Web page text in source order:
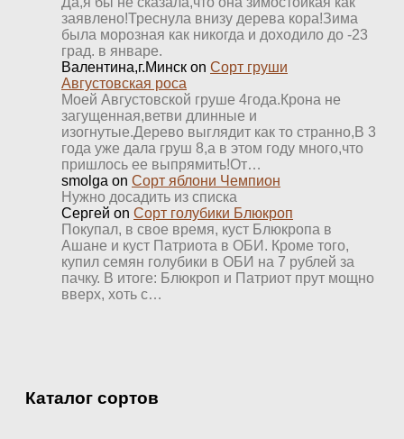
заявлено!Треснула внизу дерева кора!Зима
была морозная как никогда и доходило до -23
град. в январе.
Валентина,г.Минск on Сорт груши
Августовская роса
Моей Августовской груше 4года.Крона не
загущенная,ветви длинные и
изогнутые.Дерево выглядит как то странно,В 3
года уже дала груш 8,а в этом году много,что
пришлось ее выпрямить!От…
smolga on Сорт яблони Чемпион
Нужно досадить из списка
Сергей on Сорт голубики Блюкроп
Покупал, в свое время, куст Блюкропа в
Ашане и куст Патриота в ОБИ. Кроме того,
купил семян голубики в ОБИ на 7 рублей за
пачку. В итоге: Блюкроп и Патриот прут мощно
вверх, хоть с…
Каталог сортов